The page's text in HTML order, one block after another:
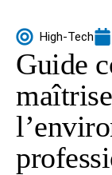
High-Tech
Guide